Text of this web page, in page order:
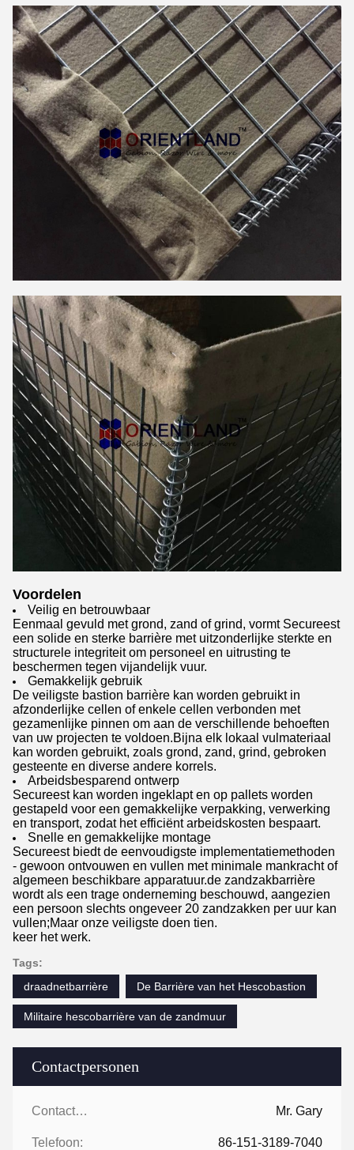
Contactpersonen
Contactpersonen: Mr. Gary
Telefoon: 86-151-3189-7040
Voordelen
Veilig en betrouwbaar
Eenmaal gevuld met grond, zand of grind, vormt Secureest
een solide en sterke barrière met uitzonderlijke sterkte en
structurele integriteit om personeel en uitrusting te
beschermen tegen vijandelijk vuur.
Gemakkelijk gebruik
De veiligste bastion barrière kan worden gebruikt in
afzonderlijke cellen of enkele cellen verbonden met
gezamenlijke pinnen om aan de verschillende behoeften
van uw projecten te voldoen.Bijna elk lokaal vulmateriaal
kan worden gebruikt, zoals grond, zand, grind, gebroken
gesteente en diverse andere korrels.
Arbeidsbesparend ontwerp
Secureest kan worden ingeklapt en op pallets worden
gestapeld voor een gemakkelijke verpakking, verwerking
en transport, zodat het efficiënt arbeidskosten bespaart.
Snelle en gemakkelijke montage
Secureest biedt de eenvoudigste implementatiemethoden
- gewoon ontvouwen en vullen met minimale mankracht of
algemeen beschikbare apparatuur.de zandzakbarrière
wordt als een trage onderneming beschouwd, aangezien
een persoon slechts ongeveer 20 zandzakken per uur kan
vullen;Maar onze veiligste doen tien.
keer het werk.
Tags:
draadnetbarrière
De Barrière van het Hescobastion
Militaire hescobarrière van de zandmuur